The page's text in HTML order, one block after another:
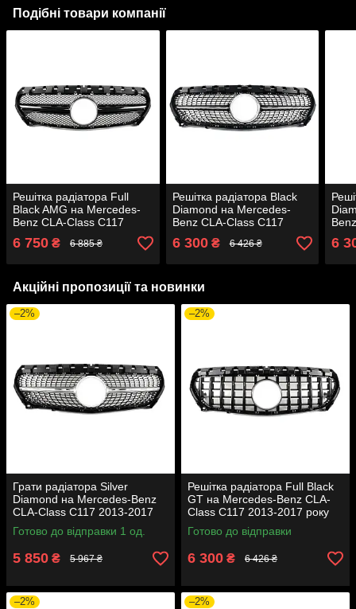
Подібні товари компанії
Решітка радіатора Full
Black AMG на Mercedes-
Benz CLA-Class C117
2013-2017 року
6 750 ₴ 6 885 ₴
Решітка радіатора Black
Diamond на Mercedes-
Benz CLA-Class C117
2013-2017 року
6 300₴ 6 426 ₴ 6
Акційні пропозиції та новинки
–2%
Грати радіатора Silver
Diamond на Mercedes-Benz
CLA-Class C117 2013-2017
року
Готово до відправки 1 од.
5 850 ₴ 5 967 ₴
–2%
Решітка радіатора Full Black
GT на Mercedes-Benz CLA-
Class C117 2013-2017 року
Готово до відправки
6 300 ₴ 6 426 ₴
–2% –2%